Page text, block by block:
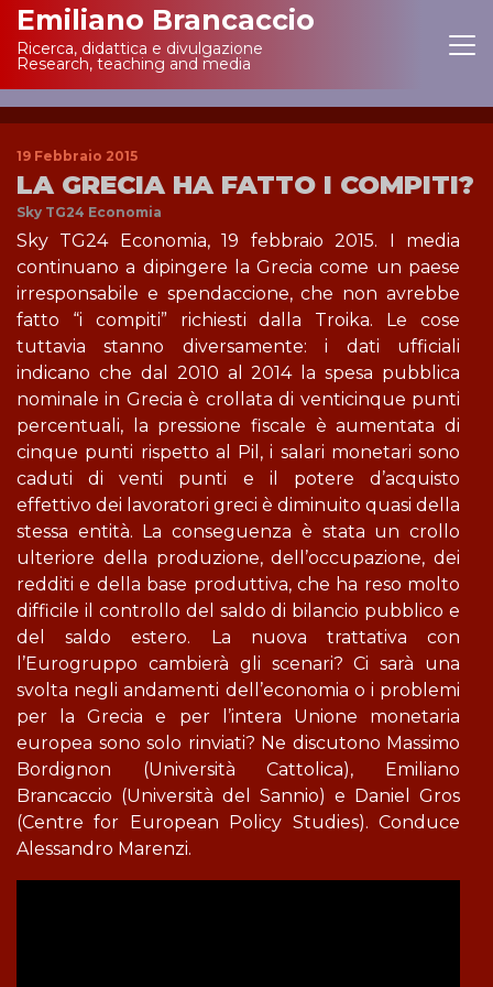
Main Navigation
Emiliano Brancaccio
Ricerca, didattica e divulgazione
Research, teaching and media
19 Febbraio 2015
LA GRECIA HA FATTO I COMPITI?
Sky TG24 Economia
Sky TG24 Economia, 19 febbraio 2015. I media
continuano a dipingere la Grecia come un paese
irresponsabile e spendaccione, che non avrebbe
fatto “i compiti” richiesti dalla Troika. Le cose
tuttavia stanno diversamente: i dati ufficiali
indicano che dal 2010 al 2014 la spesa pubblica
nominale in Grecia è crollata di venticinque punti
percentuali, la pressione fiscale è aumentata di
cinque punti rispetto al Pil, i salari monetari sono
caduti di venti punti e il potere d’acquisto
effettivo dei lavoratori greci è diminuito quasi della
stessa entità. La conseguenza è stata un crollo
ulteriore della produzione, dell’occupazione, dei
redditi e della base produttiva, che ha reso molto
difficile il controllo del saldo di bilancio pubblico e
del saldo estero. La nuova trattativa con
l’Eurogruppo cambierà gli scenari? Ci sarà una
svolta negli andamenti dell’economia o i problemi
per la Grecia e per l’intera Unione monetaria
europea sono solo rinviati? Ne discutono Massimo
Bordignon (Università Cattolica), Emiliano
Brancaccio (Università del Sannio) e Daniel Gros
(Centre for European Policy Studies). Conduce
Alessandro Marenzi.